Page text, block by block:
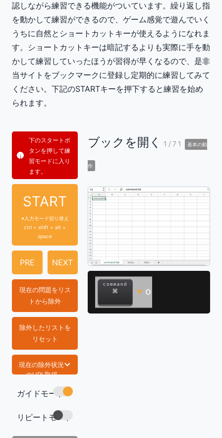
認しながら練習できる機能がついています。繰り返し指
を動かして練習ができるので、ゲーム感覚で遊んでいく
うちに自然とショートカットキーが使えるようになれま
す。ショートカットキーは暗記するよりも実際に手を動
かして練習していったほうが習得が早くなるので、是非
当サイトをブックマークに登録し定期的に練習してみて
ください。下記のSTARTキーを押下すると練習を始め
られます。
下のスタートボ
タンを押して練
習モードに入り
ます。
START
※入力モード切り替え
ctrl + shift + alt +
space
PRE NEXT
現在の問題をリス
トから除外
除外したリストを
リセット
現在の除外状況
のURL取得
https://com
m/tech/exce
l-func-bino
コピー
ガイドモード
リピートモード
ブックを開く 1/71 基本の動
作
⌘
command
+ o